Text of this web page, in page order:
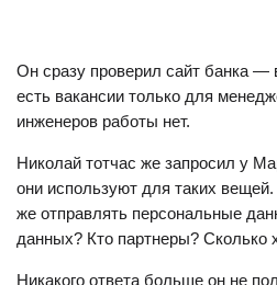
внесение в декларацию о
неполных либо
6.23. наличие у
непогашенной или неснятой
6.24. виновные деяния,
с законодательными актами о
службы, службы в органах
Следственном комитете,